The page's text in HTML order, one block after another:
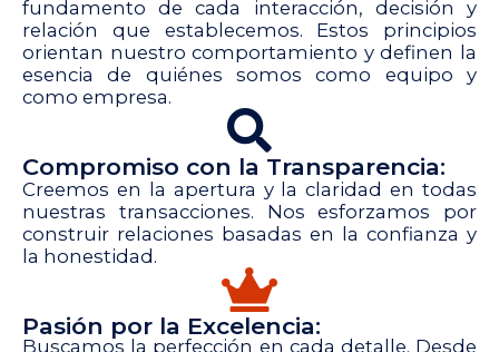
fundamento de cada interacción, decisión y
relación que establecemos. Estos principios
orientan nuestro comportamiento y definen la
esencia de quiénes somos como equipo y
como empresa.
Compromiso con la Transparencia:
Creemos en la apertura y la claridad en todas
nuestras transacciones. Nos esforzamos por
construir relaciones basadas en la confianza y
la honestidad.
Pasión por la Excelencia:
Buscamos la perfección en cada detalle. Desde